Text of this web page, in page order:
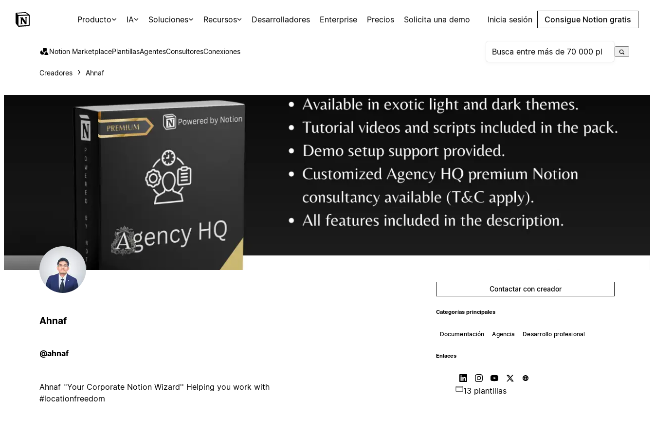
Producto IA Soluciones Recursos Desarrolladores Enterprise Precios Solicita una demo Inicia sesión Consigue Notion gratis
Notion MarketplacePlantillasAgentesConsultoresConexiones
Creadores Ahnaf
Ahnaf
@ahnaf
Ahnaf ''Your Corporate Notion Wizard'' Helping you work with
#locationfreedom
Contactar con creador
Categorías principales
Documentación Agencia Desarrollo profesional
Enlaces
13 plantillas